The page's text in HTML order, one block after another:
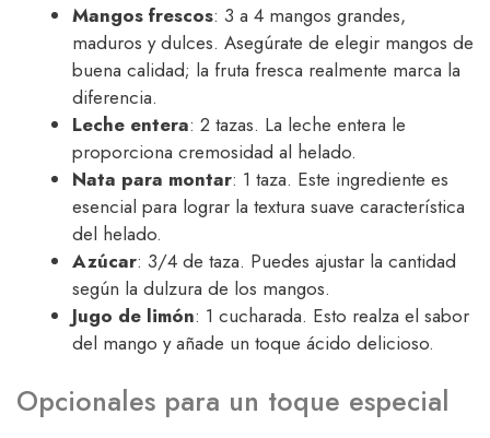
Mangos frescos: 3 a 4 mangos grandes,
maduros y dulces. Asegúrate de elegir mangos de
buena calidad; la fruta fresca realmente marca la
diferencia.
Leche entera: 2 tazas. La leche entera le
proporciona cremosidad al helado.
Nata para montar: 1 taza. Este ingrediente es
esencial para lograr la textura suave característica
del helado.
Azúcar: 3/4 de taza. Puedes ajustar la cantidad
según la dulzura de los mangos.
Jugo de limón: 1 cucharada. Esto realza el sabor
del mango y añade un toque ácido delicioso.
Opcionales para un toque especial